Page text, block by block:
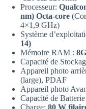
Processeur:
nm) Octa-core
4×1,9 GHz)
Système
14)
Mémoire RAM :
Capacité de
Appareil photo
(large), PDAF
Appareil photo
Capacité de Batterie
Charge: 80 W